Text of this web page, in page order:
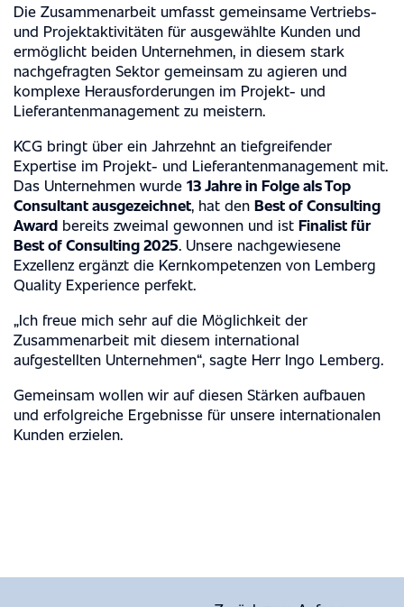
FACHKOMPETENZEN
AUTOMOBIL INDUSTRIE
MASCHINENBAU
METALL-, STAHL- & ELEKTROINDUSTRIE
CHEMISCHE INDUSTRIE
LEISTUNGEN
MANAGEMENT CONSULTING
INTERIM MANAGEMENT
ÜBER UNS
PHILOSOPHIE
MANAGEMENT
AUSZEICHNUNGEN
ZERTIFIZIERUNGEN
NACHRICHTEN
KARRIERE
FESTANGESTELLTE
FREELANCE
STANDORTE
Die Zusammenarbeit umfasst gemeinsame Vertriebs-
und Projektaktivitäten für ausgewählte Kunden und
ermöglicht beiden Unternehmen, in diesem stark
nachgefragten Sektor gemeinsam zu agieren und
komplexe Herausforderungen im Projekt- und
Lieferantenmanagement zu meistern.
KCG bringt über ein Jahrzehnt an tiefgreifender
Expertise im Projekt- und Lieferantenmanagement mit.
Das Unternehmen wurde 13 Jahre in Folge als Top
Consultant ausgezeichnet, hat den Best of Consulting
Award bereits zweimal gewonnen und ist Finalist für
Best of Consulting 2025. Unsere nachgewiesene
Exzellenz ergänzt die Kernkompetenzen von Lemberg
Quality Experience perfekt.
„Ich freue mich sehr auf die Möglichkeit der
Zusammenarbeit mit diesem international
aufgestellten Unternehmen“, sagte Herr Ingo Lemberg.
Gemeinsam wollen wir auf diesen Stärken aufbauen
und erfolgreiche Ergebnisse für unsere internationalen
Kunden erzielen.